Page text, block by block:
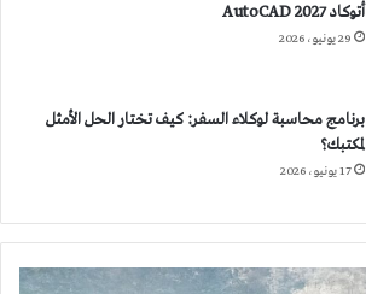
أتوكاد 2027 AutoCAD
29 يونيو، 2026
برنامج محاسبة لوكلاء السفر: كيف تختار الحل الأمثل
لمكتبك؟
17 يونيو، 2026